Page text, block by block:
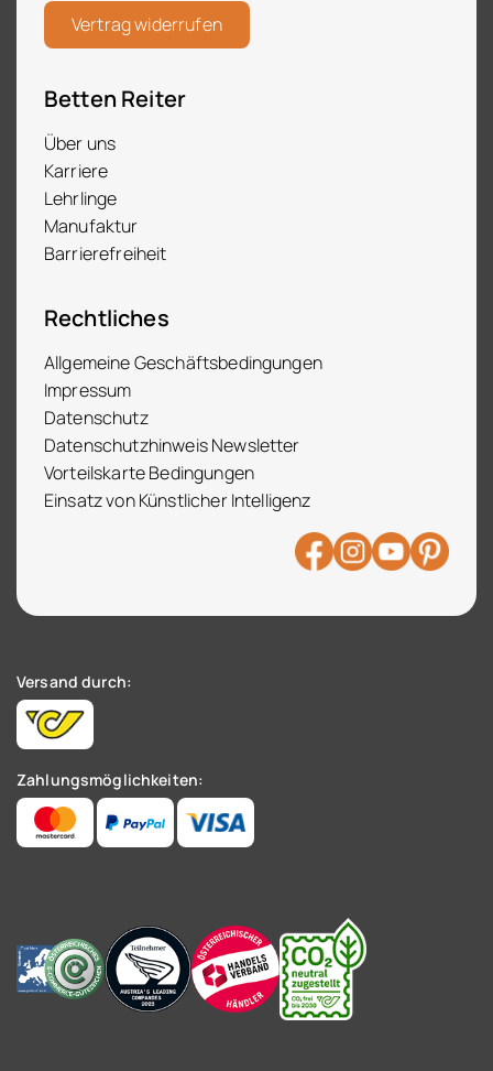
Vertrag widerrufen
Betten Reiter
Über uns
Karriere
Lehrlinge
Manufaktur
Barrierefreiheit
Rechtliches
Allgemeine Geschäftsbedingungen
Impressum
Datenschutz
Datenschutzhinweis Newsletter
Vorteilskarte Bedingungen
Einsatz von Künstlicher Intelligenz
Versand durch:
Zahlungsmöglichkeiten: